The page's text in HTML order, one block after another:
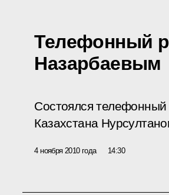
Телефонный
Назарбаевым
Состоялся
Казахстана
4 ноября 2010 года 14:30